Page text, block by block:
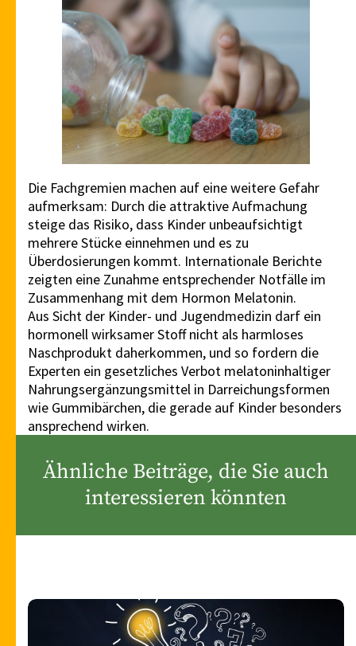
Die Fachgremien machen auf eine weitere Gefahr
aufmerksam: Durch die attraktive Aufmachung
steige das Risiko, dass Kinder unbeaufsichtigt
mehrere Stücke einnehmen und es zu
Überdosierungen kommt. Internationale Berichte
zeigten eine Zunahme entsprechender Notfälle im
Zusammenhang mit dem Hormon Melatonin.
Aus Sicht der Kinder- und Jugendmedizin darf ein
hormonell wirksamer Stoff nicht als harmloses
Naschprodukt daherkommen, und so fordern die
Experten ein gesetzliches Verbot melatoninhaltiger
Nahrungsergänzungsmittel in Darreichungsformen
wie Gummibärchen, die gerade auf Kinder besonders
ansprechend wirken.
Ähnliche Beiträge, die Sie auch
interessieren könnten